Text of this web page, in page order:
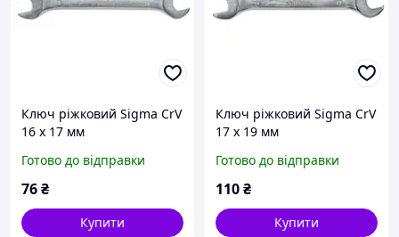
Ключ ріжковий Sigma CrV
16 х 17 мм
Готово до відправки
76₴
Купити
Ключ ріжковий Sigma CrV
17 х 19 мм
Готово до відправки
110₴
Купити